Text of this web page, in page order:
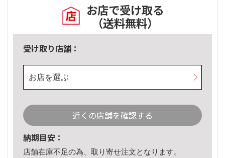
お店で受け取る
（送料無料）
受け取り店舗：
お店を選ぶ
近くの店舗を確認する
納期目安：
店舗在庫不足の為、取り寄せ注文となります。